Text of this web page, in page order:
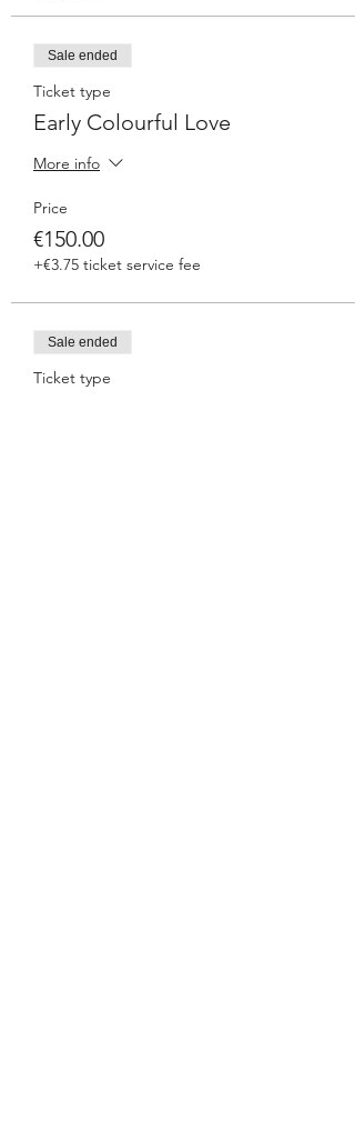
Sale ended
Ticket type
Early Colourful Love
More info
Price
€150.00
+€3.75 ticket service fee
Sale ended
Ticket type